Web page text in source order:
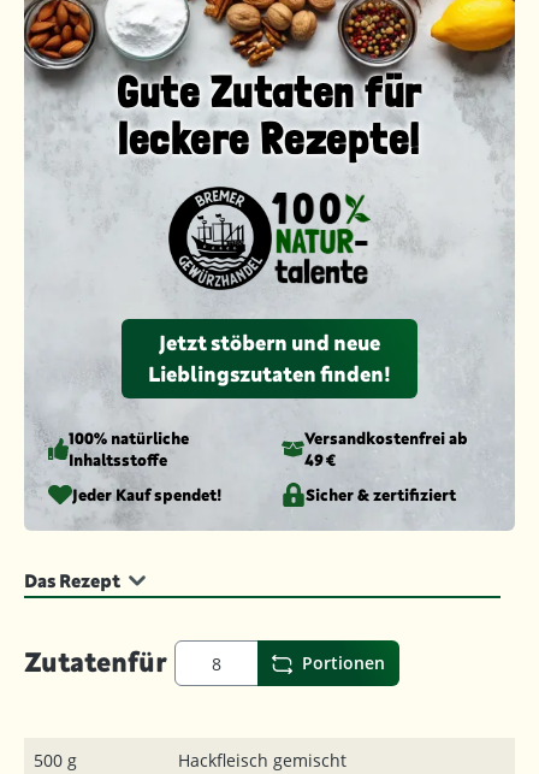
Gute Zutaten für
leckere Rezepte!
Jetzt stöbern und neue
Lieblingszutaten finden!
100% natürliche
Inhaltsstoffe
Versandkosten­frei ab
49 €
Jeder Kauf spendet!
Sicher & zertifiziert
Das Rezept
Zutatenfür Portionen
500 g
Hackfleisch gemischt